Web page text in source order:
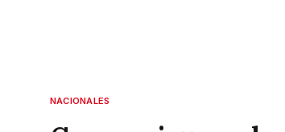
NACIONALES